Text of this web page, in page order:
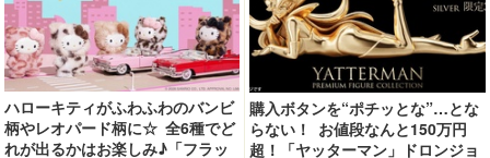
ハローキティがふわふわのバンビ
柄やレオパード柄に☆ 全6種でど
れが出るかはお楽しみ♪「フラッ
購入ボタンを“ポチッとな”…とな
らない！ お値段なんと150万円
超！「ヤッターマン」ドロンジョ